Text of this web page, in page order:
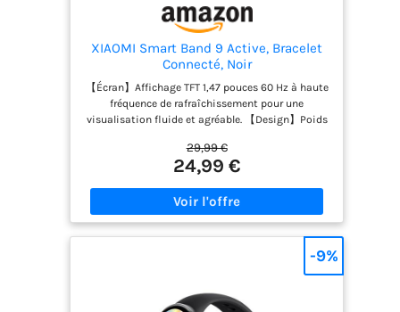
XIAOMI Smart Band 9 Active, Bracelet
Connecté, Noir
【Écran】Affichage TFT 1,47 pouces 60 Hz à haute
fréquence de rafraîchissement pour une
visualisation fluide et agréable. 【Design】Poids
portez confortablement sans gêne toute la
journée. 【Personnalisation】De nombreux
personnaliser l’apparence de votre montre.
【Suivi santé】Surveillance complète du sommeil
physique en temps réel. 【Sport et Résistance】
étanchéité 5 ATM adaptée aux entraînements et à
l’usage quotidien.
29,99 €
24,99 €
-9%